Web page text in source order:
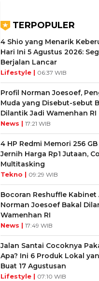
TERPOPULER
4 Shio yang Menarik
Hari Ini 5 Agustus 2026:
Berjalan Lancar
Lifestyle | 06:37 WIB
Profil Norman Joesoef,
Muda yang Disebut-sebut
Dilantik Jadi Wamenhan RI
News | 17:21 WIB
4 HP Redmi Memori 256
Jernih Harga Rp1 Jutaan,
Multitasking
Tekno | 09:29 WIB
Bocoran Reshuffle Kabinet
Norman Joesoef Bakal
Wamenhan RI
News | 17:49 WIB
Jalan Santai Cocoknya
Apa? Ini 6 Produk Lokal
Buat 17 Agustusan
Lifestyle | 07:10 WIB